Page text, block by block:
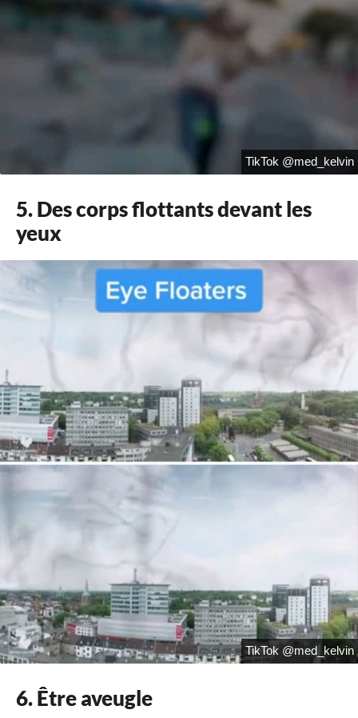
TikTok @med_kelvin
5. Des corps flottants devant les
yeux
TikTok @med_kelvin
6. Être aveugle